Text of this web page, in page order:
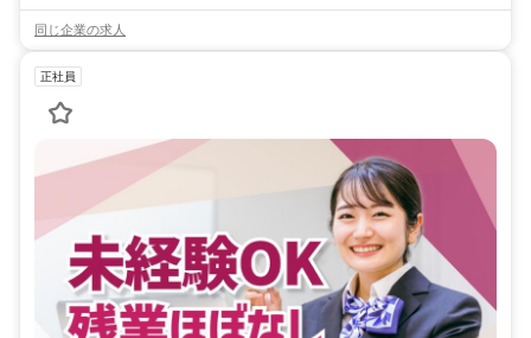
同じ企業の求人
正社員